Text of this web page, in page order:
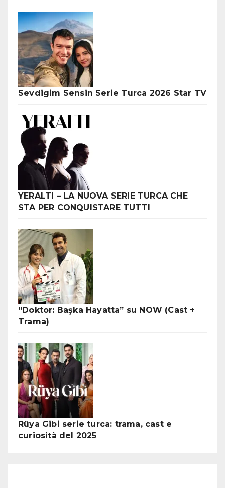
Sevdigim Sensin Serie Turca 2026 Star TV
YERALTI – LA NUOVA SERIE TURCA CHE
STA PER CONQUISTARE TUTTI
“Doktor: Başka Hayatta” su NOW (Cast +
Trama)
Rüya Gibi serie turca: trama, cast e
curiosità del 2025